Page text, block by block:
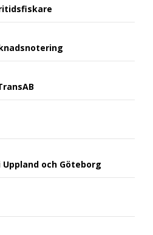
och Göteborg